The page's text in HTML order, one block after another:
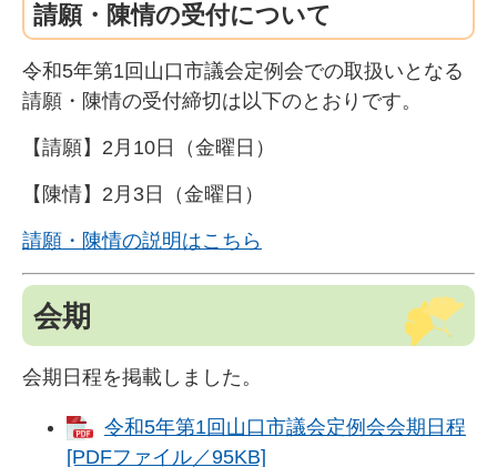
請願・陳情の受付について
令和5年第1回山口市議会定例会での取扱いとなる
請願・陳情の受付締切は以下のとおりです。
【請願】2月10日（金曜日）
【陳情】2月3日（金曜日）
請願・陳情の説明はこちら
会期
会期日程を掲載しました。
令和5年第1回山口市議会定例会会期日程
[PDFファイル／95KB]